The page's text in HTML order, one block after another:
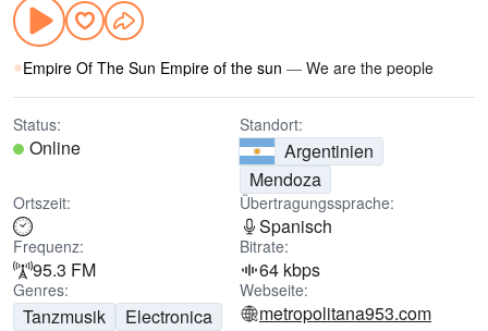
Empire Of The Sun Empire of the sun — We are the people
Status:
Online
Standort:
Argentinien
Mendoza
Ortszeit: Übertragungssprache:
Spanisch
Frequenz:
95.3 FM
Bitrate:
64 kbps
Genres:
Tanzmusik
Electronica
Webseite:
metropolitana953.com